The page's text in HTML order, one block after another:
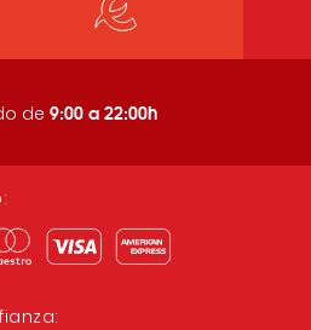
de 9:00 a 22:00h